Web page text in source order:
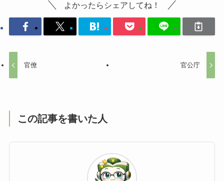
よかったらシェアしてね！
官僚 官公庁
この記事を書いた人